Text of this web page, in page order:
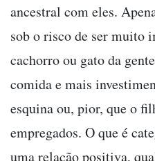
ancestral com eles.
sob o risco de ser muito
cachorro ou gato da
comida e mais
esquina ou, pior, que o
empregados. O que é
uma relação positiva,